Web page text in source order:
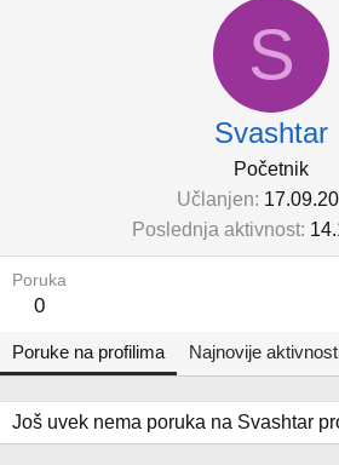
S
Svashtar
Početnik
Učlanjen
Poslednja aktivnost
Poruka
0
Poruke na profilima Najnovije
Još uvek nema poruka na Svashtar